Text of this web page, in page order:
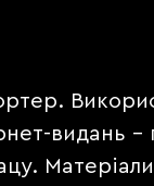
видань